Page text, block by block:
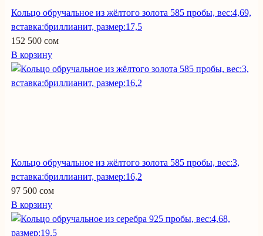
Кольцо обручальное из жёлтого золота 585 пробы, вес:4,69,
вставка:бриллианит, размер:17,5
152 500 сом
В корзину
Кольцо обручальное из жёлтого золота 585 пробы, вес:3,
вставка:бриллианит, размер:16,2
97 500 сом
В корзину